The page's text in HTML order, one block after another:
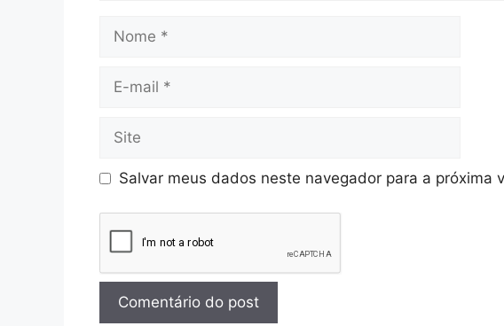
Salvar meus dados neste navegador para a próxima